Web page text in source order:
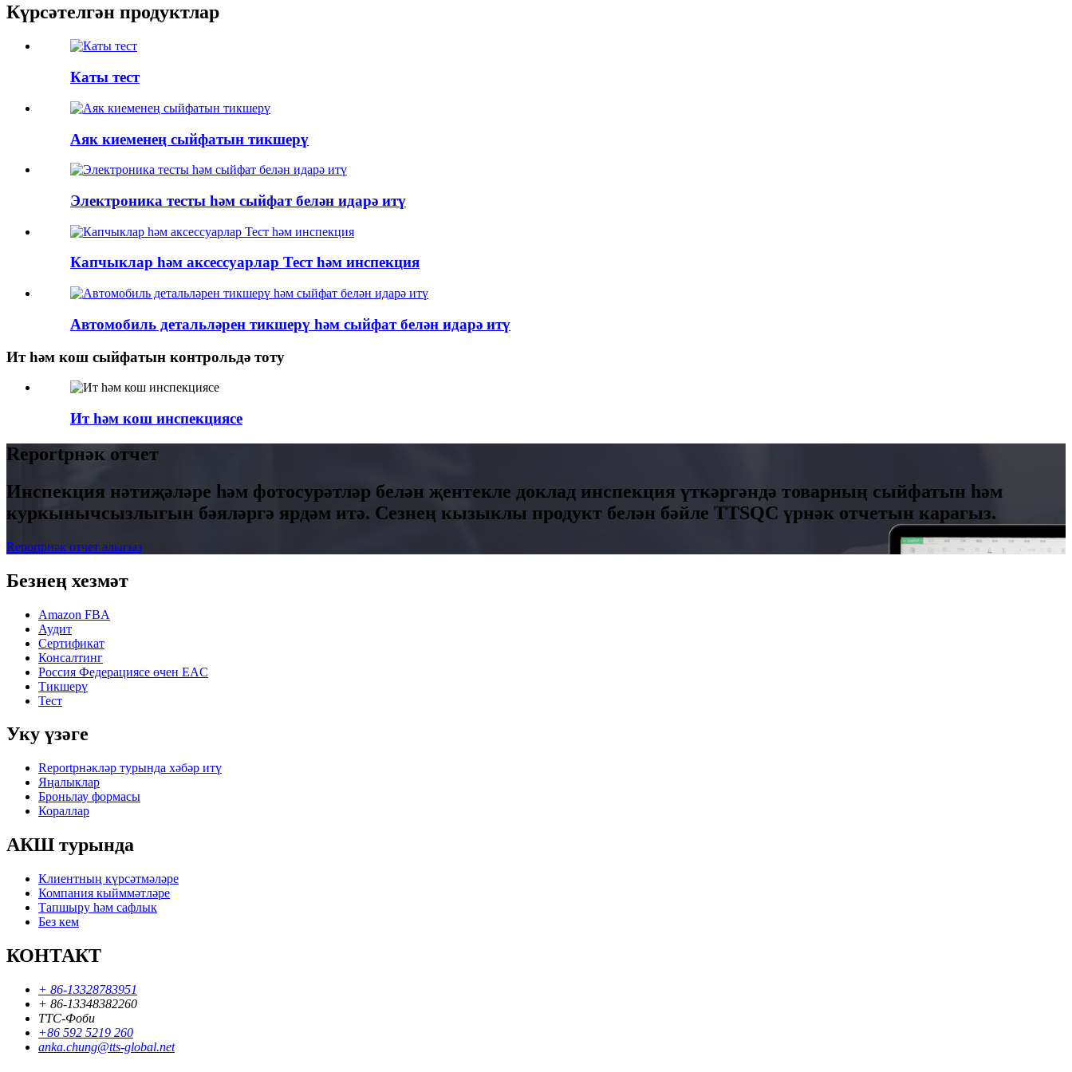
Күрсәтелгән продуктлар
Каты тест
Аяк киеменең сыйфатын тикшерү
Электроника тесты һәм сыйфат белән идарә итү
Капчыклар һәм аксессуарлар Тест һәм инспекция
Автомобиль детальләрен тикшерү һәм сыйфат белән идарә итү
Ит һәм кош сыйфатын контрольдә тоту
Ит һәм кош инспекциясе
Reportрнәк отчет
Инспекция нәтиҗәләре һәм фотосурәтләр белән җентекле доклад инспекция үткәргәндә товарның сыйфатын һәм
куркынычсызлыгын бәяләргә ярдәм итә. Сезнең кызыклы продукт белән бәйле TTSQC үрнәк отчетын карагыз.
Reportрнәк отчет алыгыз
Безнең хезмәт
Amazon FBA
Аудит
Сертификат
Консалтинг
Россия Федерациясе өчен EAC
Тикшерү
Тест
Уку үзәге
Reportрнәкләр турында хәбәр итү
Яңалыклар
Броньлау формасы
Кораллар
АКШ турында
Клиентның күрсәтмәләре
Компания кыйммәтләре
Тапшыру һәм сафлык
Без кем
КОНТАКТ
+ 86-13328783951
+ 86-13348382260
ТТС-Фоби
+86 592 5219 260
anka.chung@tts-global.net